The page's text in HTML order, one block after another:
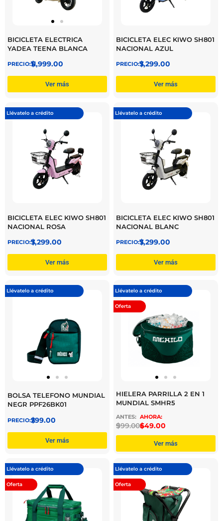
BICICLETA ELECTRICA
YADEA TEENA BLANCA
$
11,999.00
Ver más
BICICLETA ELEC KIWO SH801
NACIONAL AZUL
$
7,299.00
Ver más
Llévatelo a crédito
BICICLETA ELEC KIWO SH801
NACIONAL ROSA
$
7,299.00
Ver más
Llévatelo a crédito
BICICLETA ELEC KIWO SH801
NACIONAL BLANC
$
7,299.00
Ver más
Llévatelo a crédito
BOLSA TELEFONO MUNDIAL
NEGR PPF26BK01
$
299.00
Ver más
Llévatelo a crédito
Oferta
HIELERA PARRILLA 2 EN 1
MUNDIAL SMHR5
$
999.00$
649.00
Ver más
Llévatelo a crédito
Oferta
Llévatelo a crédito
Oferta